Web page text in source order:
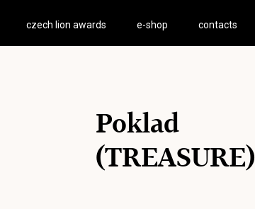
czech lion awards e-shop contacts
Poklad
(TREASURE)